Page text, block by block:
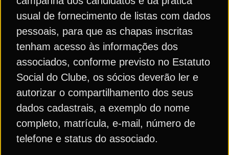
usual de fornecimento de listas com dados
pessoais, para que as chapas inscritas
tenham acesso às informações dos
associados, conforme previsto no Estatuto
Social do Clube, os sócios deverão ler e
autorizar o compartilhamento dos seus
dados cadastrais, a exemplo do nome
completo, matrícula, e-mail, número de
telefone e status do associado.